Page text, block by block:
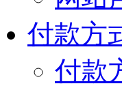
付款方
付款